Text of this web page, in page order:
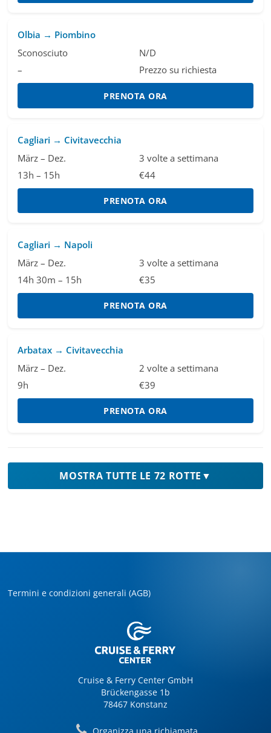
Olbia → Piombino
Sconosciuto
N/D
–
Prezzo su richiesta
PRENOTA ORA
Cagliari → Civitavecchia
März – Dez.
3 volte a settimana
13h – 15h
€44
PRENOTA ORA
Cagliari → Napoli
März – Dez.
3 volte a settimana
14h 30m – 15h
€35
PRENOTA ORA
Arbatax → Civitavecchia
März – Dez.
2 volte a settimana
9h
€39
PRENOTA ORA
MOSTRA TUTTE LE 72 ROTTE ▼
Termini e condizioni generali (AGB)
Cruise & Ferry Center GmbH
Brückengasse 1b
78467 Konstanz